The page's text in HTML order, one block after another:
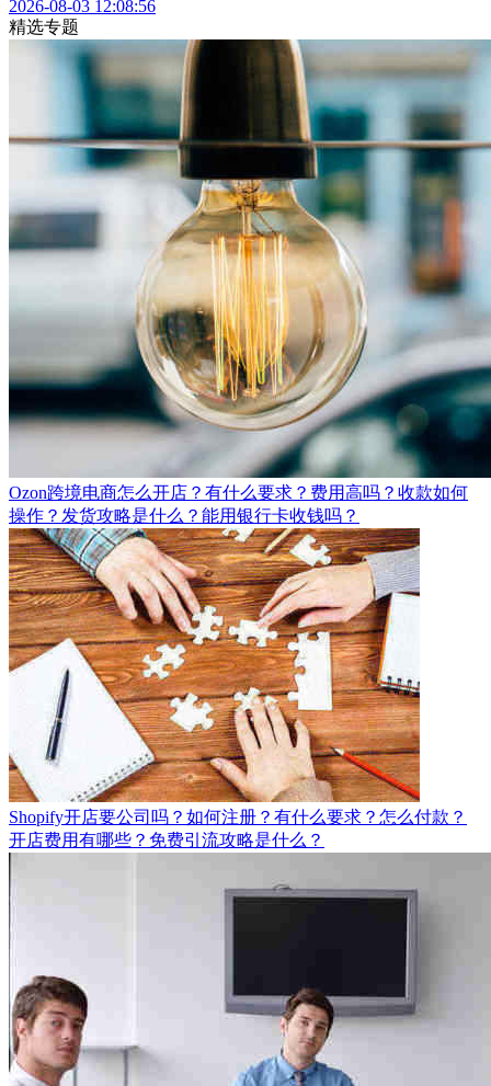
Ozon跨境电商怎么开店？有什么要求？费用高吗？收款如何
操作？发货攻略是什么？能用银行卡收钱吗？
Shopify开店要公司吗？如何注册？有什么要求？怎么付款？
开店费用有哪些？免费引流攻略是什么？